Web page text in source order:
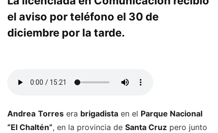
el aviso por teléfono el 30 de
diciembre por la tarde.
Andrea Torres era brigadista en el Parque Nacional
“El Chaltén”, en la provincia de Santa Cruz pero junto